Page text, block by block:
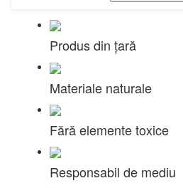
Produs din țară
Materiale naturale
Fără elemente toxice
Responsabil de mediu